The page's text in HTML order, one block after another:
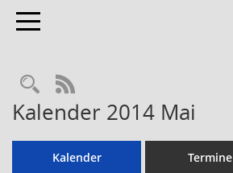
Toggle navigation
RSS-Feed
Kalender 2014 Mai
Kalender Termine